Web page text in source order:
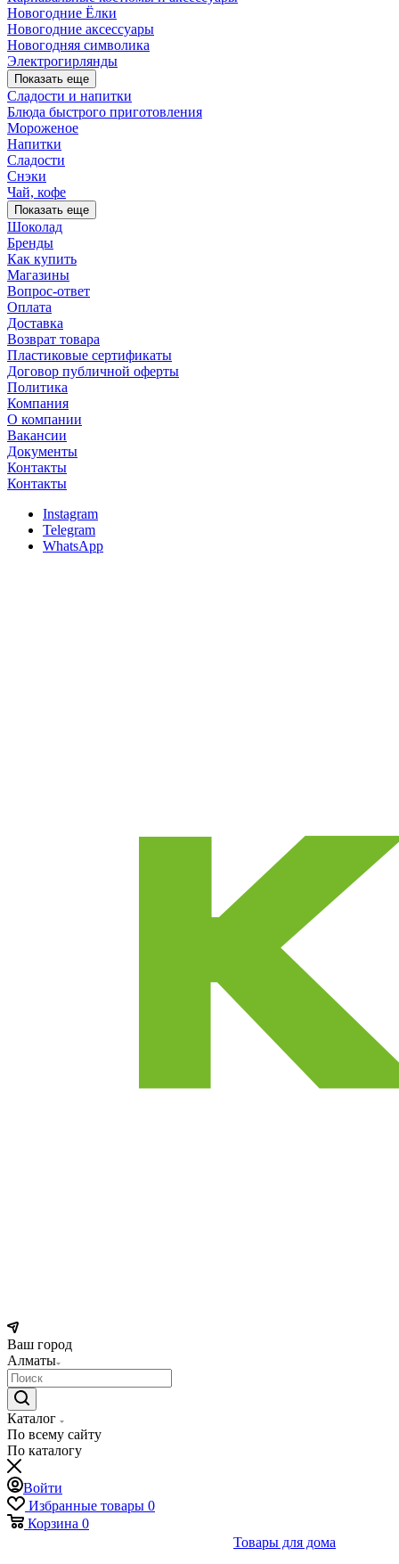
Новогодние Ёлки
Новогодние аксессуары
Новогодняя символика
Электрогирлянды
Показать еще
Сладости и напитки
Блюда быстрого приготовления
Мороженое
Напитки
Сладости
Снэки
Чай, кофе
Показать еще
Шоколад
Бренды
Как купить
Магазины
Вопрос-ответ
Оплата
Доставка
Возврат товара
Пластиковые сертификаты
Договор публичной оферты
Политика
Компания
О компании
Вакансии
Документы
Контакты
Контакты
Instagram
Telegram
WhatsApp
Ваш город
Алматы
Каталог
По всему сайту
По каталогу
Войти
Избранные товары 0
Корзина 0
Товары для дома